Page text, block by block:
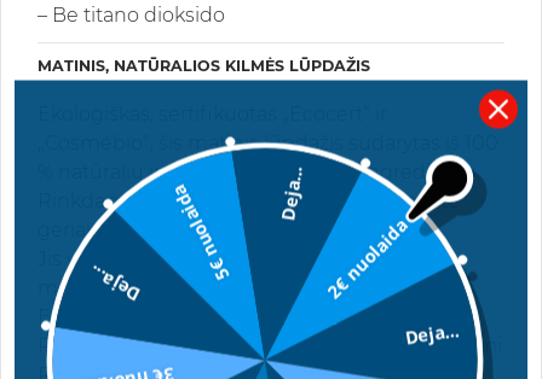
– Be titano dioksido
MATINIS, NATŪRALIOS KILMĖS LŪPDAŽIS
„Cosmébio“, šis matinis lūpdažis sudarytas iš 100
% natūralių ir net 50 % ekologiškų ingredientų.
Rinkdamiesi ekologišką lūpdažį, pasirenkate
geriausią savo lūpoms.
Jis yra veganiškas – be gyvūninės kilmės
medžiagų ir nebandytas su gyvūnais, laikantis
Europos Sąjungos reglamentų.
Papildomas privalumas – šie lūpdažiai gaminami
2€ nuolaida
Deja...
Deja... 5€ nuolaida Deja...